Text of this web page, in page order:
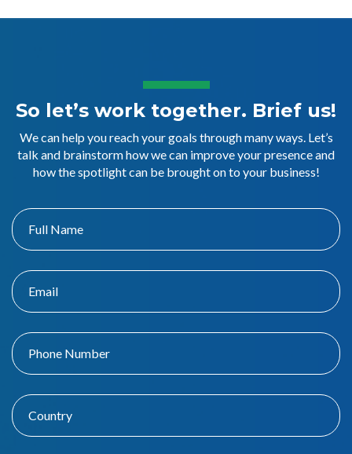
So let’s work together. Brief us!
We can help you reach your goals through many ways. Let’s
talk and brainstorm how we can improve your presence and
how the spotlight can be brought on to your business!